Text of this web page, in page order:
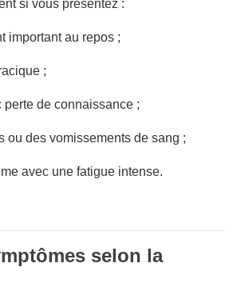
si vous présentez :
important au repos ;
;
perte de connaissance ;
ou des vomissements de sang ;
avec une fatigue intense.
selon la